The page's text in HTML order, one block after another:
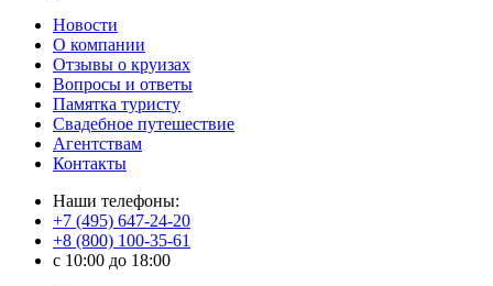
Новости
О компании
Отзывы о круизах
Вопросы и ответы
Памятка туристу
Свадебное путешествие
Агентствам
Контакты
Наши телефоны:
+7 (495) 647-24-20
+8 (800) 100-35-61
c 10:00 до 18:00